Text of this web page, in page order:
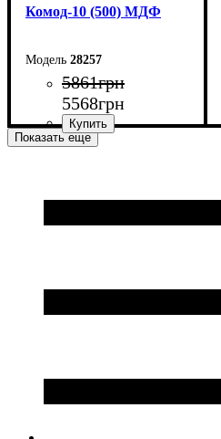
Комод-10 (500) МДФ
28257
5861грн
5568грн
Глубина: 45 см
Показать еще